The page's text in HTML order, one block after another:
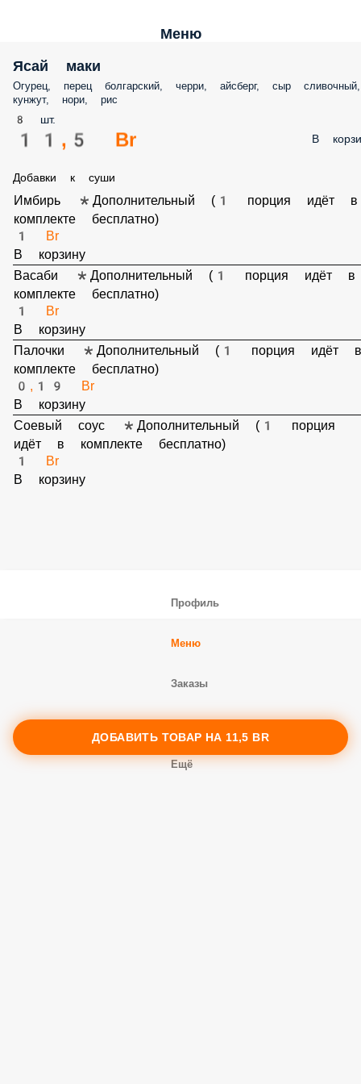
Меню
Ясай маки
Огурец, перец болгарский, черри, айсберг, сыр сливочный,
кунжут, нори, рис
8 шт.
11,5 Br В
Добавки к суши
Имбирь *Дополнительный (1 порция идёт в
комплекте бесплатно)
1 Br
В корзину
Васаби *Дополнительный (1 порция идёт в
комплекте бесплатно)
1 Br
В корзину
Палочки *Дополнительный (1 порция идёт в
комплекте бесплатно)
0,19 Br
В корзину
Соевый соус *Дополнительный (1 порция идёт
в комплекте бесплатно)
ДОБАВИТЬ ТОВАР НА 11,5 BR
Профиль
Меню
Заказы
Корзина